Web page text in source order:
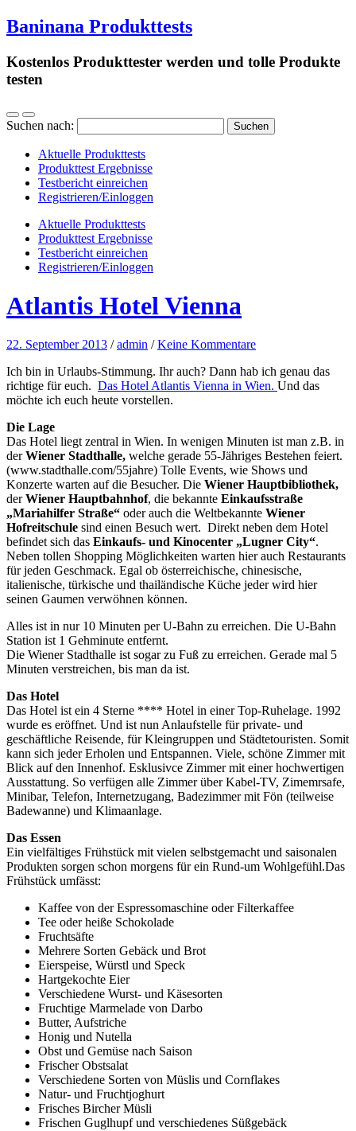
Baninana Produkttests
Kostenlos Produkttester werden und tolle Produkte
testen
Suchen nach:
Aktuelle Produkttests
Produkttest Ergebnisse
Testbericht einreichen
Registrieren/Einloggen
Aktuelle Produkttests
Produkttest Ergebnisse
Testbericht einreichen
Registrieren/Einloggen
Atlantis Hotel Vienna
22. September 2013 /admin /Keine Kommentare
Ich bin in Urlaubs-Stimmung. Ihr auch? Dann hab ich genau das
richtige für euch. Das Hotel Atlantis Vienna in Wien. Und das
möchte ich euch heute vorstellen.
Die Lage
Das Hotel liegt zentral in Wien. In wenigen Minuten ist man z.B. in
derWiener Stadthalle, welche gerade 55-Jähriges Bestehen feiert.
(www.stadthalle.com/55jahre) Tolle Events, wie Shows und
Konzerte warten auf die Besucher. Die Wiener Hauptbibliothek,
derWiener Hauptbahnhof, die bekannte Einkaufsstraße
„Mariahilfer Straße“ oder auch die Weltbekannte Wiener
Hofreitschule sind einen Besuch wert. Direkt neben dem Hotel
befindet sich das Einkaufs- und Kinocenter „Lugner City“.
Neben tollen Shopping Möglichkeiten warten hier auch Restaurants
für jeden Geschmack. Egal ob österreichische, chinesische,
italienische, türkische und thailändische Küche jeder wird hier
seinen Gaumen verwöhnen können.
Alles ist in nur 10 Minuten per U-Bahn zu erreichen. Die U-Bahn
Station ist 1 Gehminute entfernt.
Die Wiener Stadthalle ist sogar zu Fuß zu erreichen. Gerade mal 5
Minuten verstreichen, bis man da ist.
Das Hotel
Das Hotel ist ein 4 Sterne **** Hotel in einer Top-Ruhelage. 1992
wurde es eröffnet. Und ist nun Anlaufstelle für private- und
geschäftliche Reisende, für Kleingruppen und Städtetouristen. Somit
kann sich jeder Erholen und Entspannen. Viele, schöne Zimmer mit
Blick auf den Innenhof. Esklusivce Zimmer mit einer hochwertigen
Ausstattung. So verfügen alle Zimmer über Kabel-TV, Zimemrsafe,
Minibar, Telefon, Internetzugang, Badezimmer mit Fön (teilweise
Badewanne) und Klimaanlage.
Das Essen
Ein vielfältiges Frühstück mit vielen selbstgemacht und saisonalen
Produkten sorgen schon morgens für ein Rund-um Wohlgefühl.Das
Frühstück umfässt:
Kaffee von der Espressomaschine oder Filterkaffee
Tee oder heiße Schokolade
Fruchtsäfte
Mehrere Sorten Gebäck und Brot
Eierspeise, Würstl und Speck
Hartgekochte Eier
Verschiedene Wurst- und Käsesorten
Fruchtige Marmelade von Darbo
Butter, Aufstriche
Honig und Nutella
Obst und Gemüse nach Saison
Frischer Obstsalat
Verschiedene Sorten von Müslis und Cornflakes
Natur- und Fruchtjoghurt
Frisches Bircher Müsli
Frischen Guglhupf und verschiedenes Süßgebäck